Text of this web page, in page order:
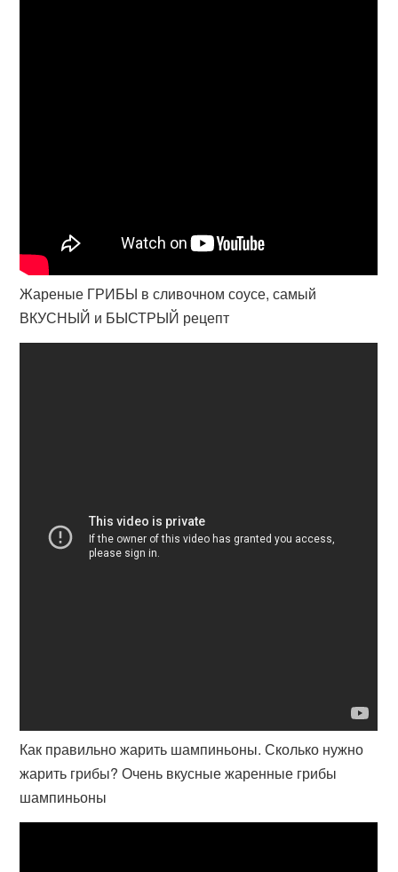
Жареные ГРИБЫ в сливочном соусе, самый
ВКУСНЫЙ и БЫСТРЫЙ рецепт
Как правильно жарить шампиньоны. Сколько нужно
жарить грибы? Очень вкусные жаренные грибы
шампиньоны